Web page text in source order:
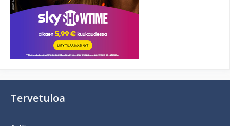
Tervetuloa